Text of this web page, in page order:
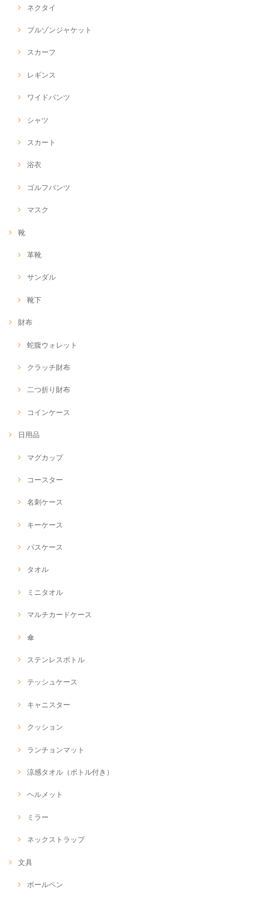
ネクタイ
ブルゾンジャケット
スカーフ
レギンス
ワイドパンツ
シャツ
スカート
浴衣
ゴルフパンツ
マスク
靴
革靴
サンダル
靴下
財布
蛇腹ウォレット
クラッチ財布
二つ折り財布
コインケース
日用品
マグカップ
コースター
名刺ケース
キーケース
パスケース
タオル
ミニタオル
マルチカードケース
傘
ステンレスボトル
テッシュケース
キャニスター
クッション
ランチョンマット
涼感タオル（ボトル付き）
ヘルメット
ミラー
ネックストラップ
文具
ボールペン